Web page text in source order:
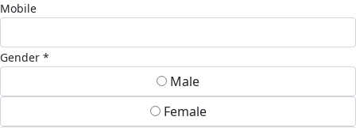
Mobile
Gender *
Male
Female